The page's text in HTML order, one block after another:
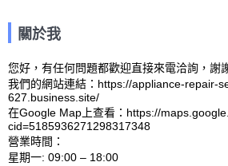
關於我
您好，有任何問題都歡迎直接來電洽詢，謝
我們的網站連結：https://appliance-repair-
627.business.site/
在Google Map上查看：https://
cid=5185936271298317348
營業時間：
星期一: 09:00 – 18:00